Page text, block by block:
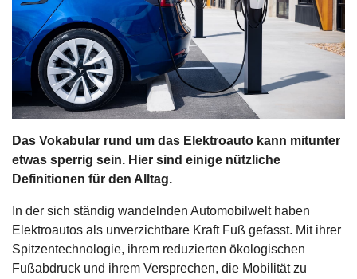
Das Vokabular rund um das Elektroauto kann mitunter
etwas sperrig sein. Hier sind einige nützliche
Definitionen für den Alltag.
In der sich ständig wandelnden Automobilwelt haben
Elektroautos als unverzichtbare Kraft Fuß gefasst. Mit ihrer
Spitzentechnologie, ihrem reduzierten ökologischen
Fußabdruck und ihrem Versprechen, die Mobilität zu